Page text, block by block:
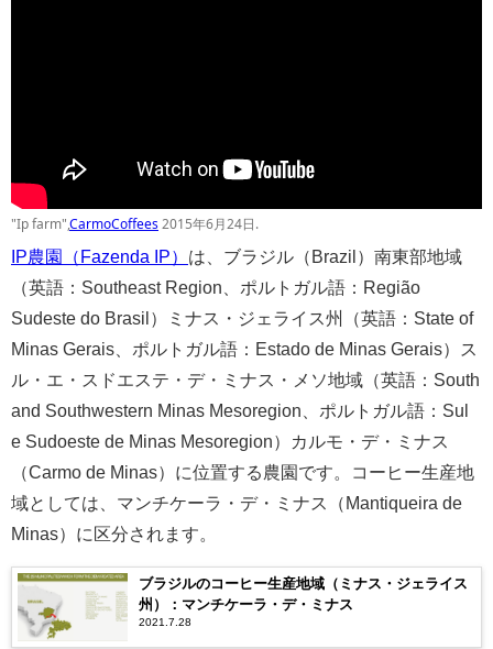
"Ip farm",CarmoCoffees2015年6月24日.
IP農園（Fazenda IP） は、ブラジル（Brazil）南東部地域
（英語：Southeast Region、ポルトガル語：Região
Sudeste do Brasil）ミナス・ジェライス州（英語：State of
Minas Gerais、ポルトガル語：Estado de Minas Gerais）ス
ル・エ・スドエステ・デ・ミナス・メソ地域（英語：South
and Southwestern Minas Mesoregion、ポルトガル語：Sul
e Sudoeste de Minas Mesoregion）カルモ・デ・ミナス
（Carmo de Minas）に位置する農園です。コーヒー生産地
域としては、マンチケーラ・デ・ミナス（Mantiqueira de
Minas）に区分されます。
ブラジルのコーヒー生産地域（ミナス・ジェライス
州）：マンチケーラ・デ・ミナス
2021.7.28